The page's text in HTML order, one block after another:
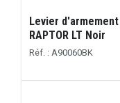
Levier d'armement
RAPTOR LT Noir
Réf. : A90060BK